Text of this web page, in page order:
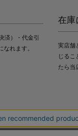
済）・代金引
れます。
在庫
実店舗
じる
たら当